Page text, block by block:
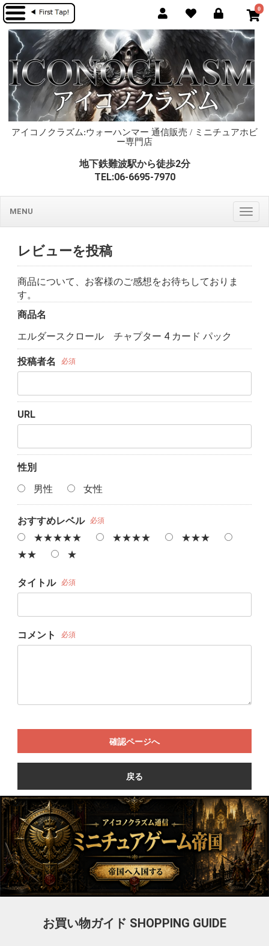
0
アイコノクラズム:ウォーハンマー 通信販売 / ミニチュアホビ
ー専門店
地下鉄難波駅から徒歩2分
TEL:06-6695-7970
MENU
レビューを投稿
商品について、お客様のご感想をお待ちしておりま
す。
商品名
エルダースクロール チャプター 4 カード パック
投稿者名 必須
URL
性別
男性
女性
おすすめレベル 必須
★★★★★ ★★★★
★★★
★★
★
タイトル 必須
コメント 必須
確認ページへ
戻る
お買い物ガイド SHOPPING GUIDE